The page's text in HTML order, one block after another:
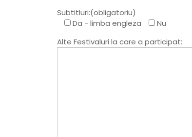
Subtitluri:(obligatoriu)
Da - limba engleza
Nu
Alte Festivaluri la care a participat: